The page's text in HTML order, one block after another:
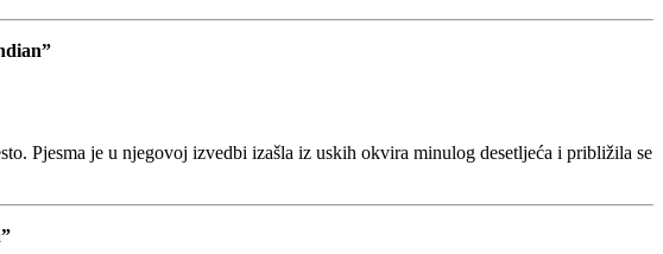
Pjesma je u njegovoj izvedbi izašla iz uskih okvira minulog desetljeća i približila se